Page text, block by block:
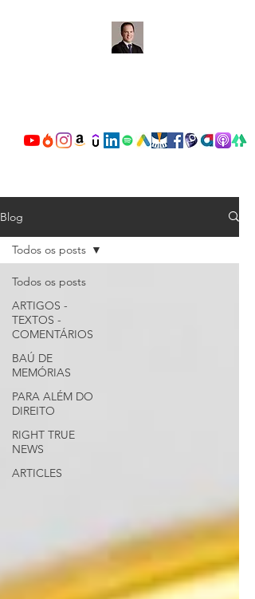
Blog
Todos os posts
ARTIGOS -
TEXTOS -
COMENTÁRIOS
BAÚ DE
MEMÓRIAS
PARA ALÉM DO
DIREITO
RIGHT TRUE
NEWS
ARTICLES
Todos os posts